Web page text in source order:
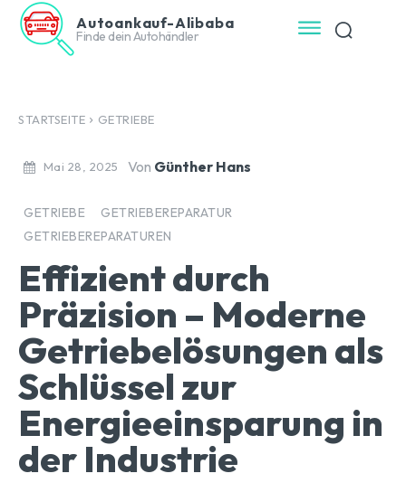
Autoankauf-Alibaba
Finde dein Autohändler
STARTSEITE GETRIEBE
Mai 28, 2025 Von Günther Hans
GETRIEBE
GETRIEBEREPARATUR
GETRIEBEREPARATUREN
Effizient durch
Präzision – Moderne
Getriebelösungen als
Schlüssel zur
Energieeinsparung in
der Industrie